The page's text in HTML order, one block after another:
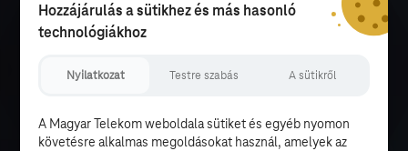
Hozzájárulás a sütikhez és más hasonló
technológiákhoz
Nyilatkozat Testre szabás A sütikről
A Magyar Telekom weboldala sütiket és egyéb nyomon
követésre alkalmas megoldásokat használ, amelyek az